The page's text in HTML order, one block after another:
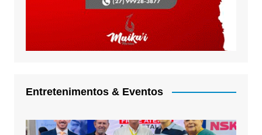
Entretenimentos & Eventos